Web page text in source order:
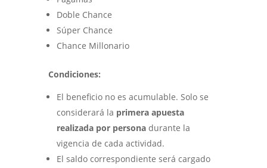
Doble Chance
Súper Chance
Chance Millonario
Condiciones:
El beneficio no es acumulable. Solo se
considerará la primera apuesta
realizada por personadurante la
vigencia de cada actividad.
El saldo correspondiente será cargado